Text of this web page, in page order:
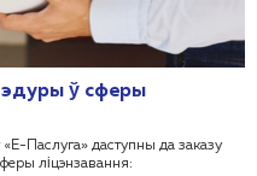
ў сферы
Паслуга» даступны да заказу
ліцэнзавання: